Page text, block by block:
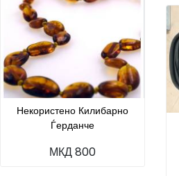
Некористено Килибарно
Ѓерданче
МКД 800